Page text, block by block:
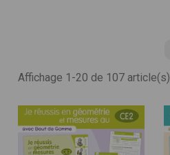
Affichage 1-20 de 107 article(s)